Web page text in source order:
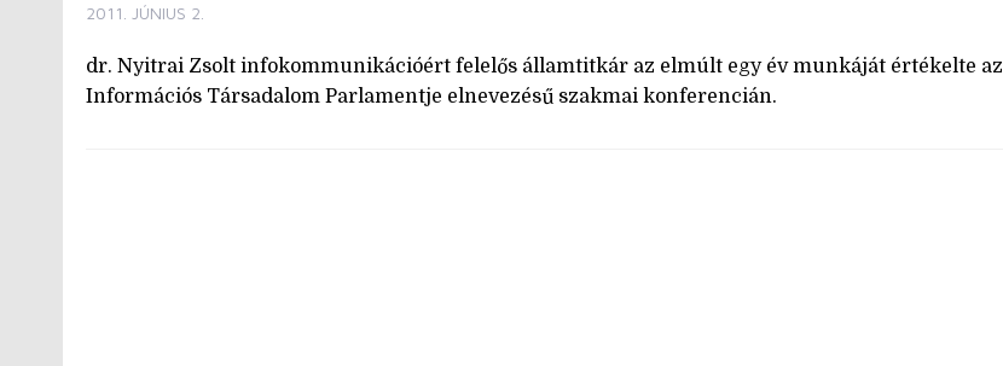
2011. JÚNIUS 2.
dr. Nyitrai Zsolt infokommunikációért felelős államtitkár az elmúlt egy év munkáját értékelte az
Információs Társadalom Parlamentje elnevezésű szakmai konferencián.